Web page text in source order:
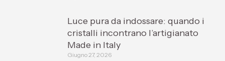
Luce pura da indossare: quando i
cristalli incontrano l’artigianato
Made in Italy
Giugno 27, 2026